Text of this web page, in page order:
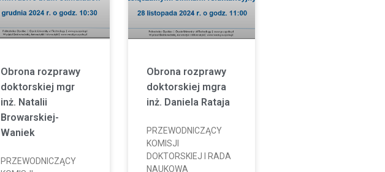
Obrona rozprawy
doktorskiej mgr
inż. Natalii
Browarskiej-
Waniek
PRZEWODNICZĄCY
Obrona rozprawy
doktorskiej mgra
inż. Daniela Rataja
PRZEWODNICZĄCY
KOMISJI
DOKTORSKIEJ I RADA
NAUKOWA